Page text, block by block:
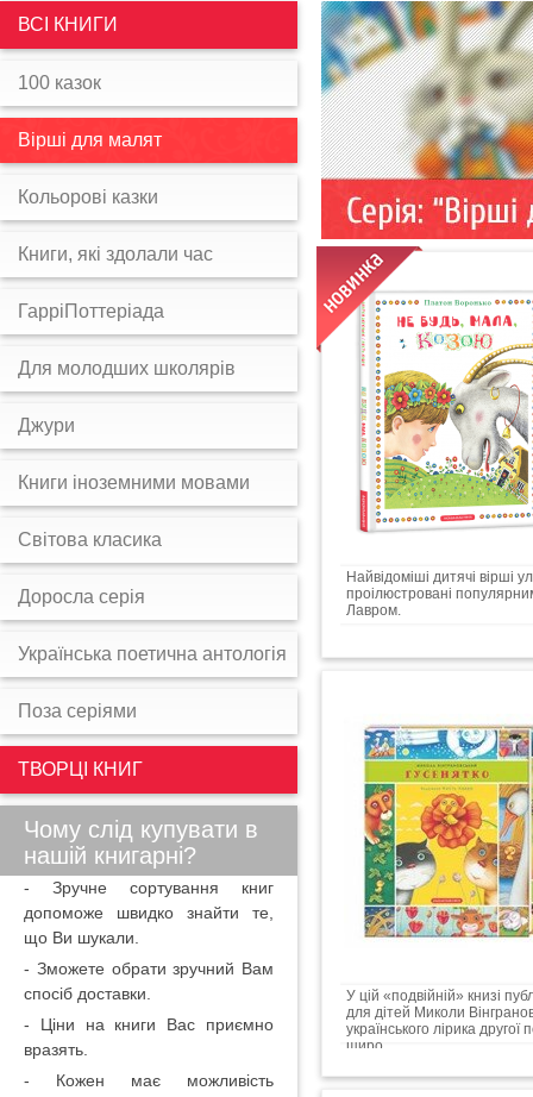
Найвідоміші дитячі вірші
проілюстровані
Лавром.
У цій «подвійній» книзі
для дітей Миколи
українського лірика
щиро...
ВСІ КНИГИ
100 казок
Вірші для малят
Кольорові казки
Книги, які здолали час
ГарріПоттеріада
Для молодших школярів
Джури
Книги іноземними мовами
Світова класика
Доросла серія
Українська поетична антологія
Поза серіями
ТВОРЦІ КНИГ
Чому слід купувати в
нашій книгарні?
- Зручне сортування книг
допоможе швидко знайти те,
що Ви шукали.
- Зможете обрати зручний Вам
спосіб доставки.
- Ціни на книги Вас приємно
вразять.
- Кожен має можливість